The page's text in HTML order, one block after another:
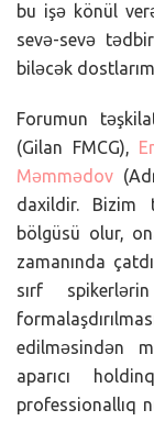
bu işə könül
sevə-sevə
biləcək
Forumun
(Gilan FMCG),
Məmmədov
daxildir. Bizim
bölgüsü olur,
zamanında
sırf
edilməsindən
aparıcı
professionallıq